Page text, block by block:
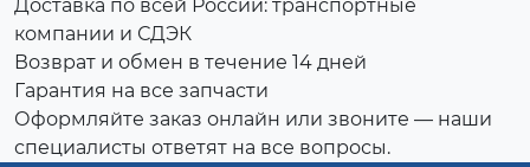
Доставка по всей России: транспортные
компании и СДЭК
Возврат и обмен в течение 14 дней
Гарантия на все запчасти
Оформляйте заказ онлайн или звоните — наши
специалисты ответят на все вопросы.